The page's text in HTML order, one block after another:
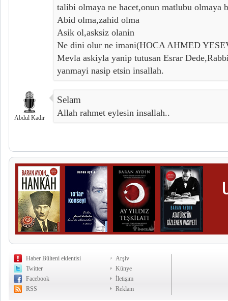
talibi olmaya ne hacet,onun matlubu olmaya
Abid olma,zahid olma
Asik ol,asksiz olanin
Ne dini olur ne imani(HOCA AHMED
Mevla askiyla yanip tutusan Esrar
yanmayi nasip etsin insallah.
Abdul Kadir
Selam
Allah rahmet eylesin insallah..
Haber Bülteni eklentisi
Twitter
Facebook
RSS
Arşiv
Künye
İletişim
Reklam